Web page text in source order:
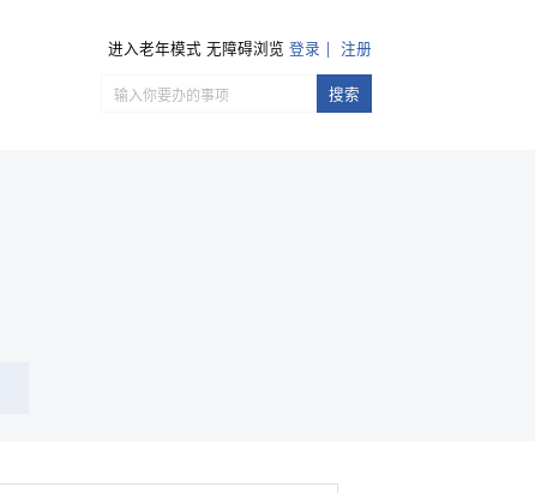
进入老年模式 无障碍浏览 登录 注册
搜索